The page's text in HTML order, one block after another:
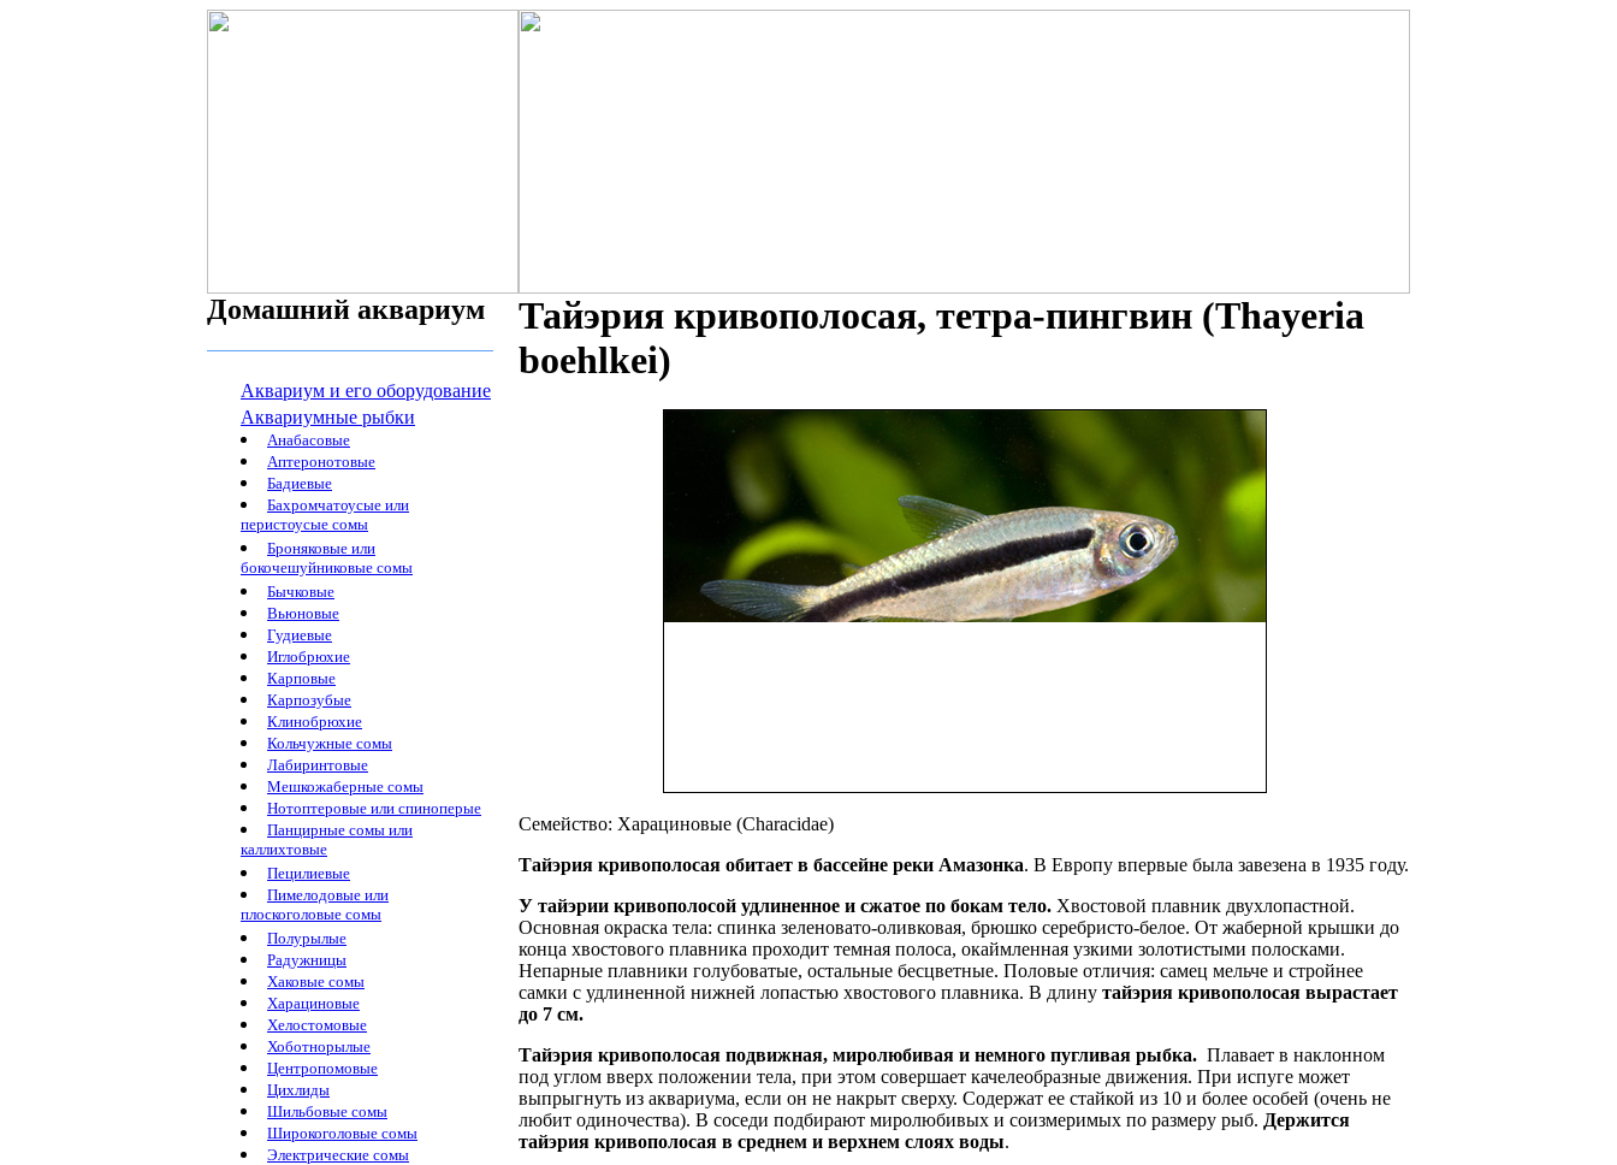
Домашний аквариум
Аквариум и его оборудование
Аквариумные рыбки
Анабасовые
Аптеронотовые
Бадиевые
Бахромчатоусые или
перистоусые сомы
Броняковые или
бокочешуйниковые сомы
Бычковые
Вьюновые
Гудиевые
Иглобрюхие
Карповые
Карпозубые
Клинобрюхие
Кольчужные сомы
Лабиринтовые
Мешкожаберные сомы
Нотоптеровые или спиноперые
Панцирные сомы или
каллихтовые
Пецилиевые
Пимелодовые или
плоскоголовые сомы
Полурылые
Радужницы
Хаковые сомы
Харациновые
Хелостомовые
Хоботнорылые
Центропомовые
Цихлиды
Шильбовые сомы
Широкоголовые сомы
Электрические сомы
Тайэрия кривополосая, тетра-пингвин (Thayeria
boehlkei)
Семейство: Харациновые (Characidae)
Тайэрия кривополосая обитает в бассейне реки Амазонка. В Европу впервые была завезена в 1935 году.
У тайэрии кривополосой удлиненное и сжатое по бокам тело. Хвостовой плавник двухлопастной.
Основная окраска тела: спинка зеленовато-оливковая, брюшко серебристо-белое. От жаберной крышки до
конца хвостового плавника проходит темная полоса, окаймленная узкими золотистыми полосками.
Непарные плавники голубоватые, остальные бесцветные. Половые отличия: самец мельче и стройнее
самки с удлиненной нижней лопастью хвостового плавника. В длину тайэрия кривополосая вырастает
до 7 см.
Тайэрия кривополосая подвижная, миролюбивая и немного пугливая рыбка. Плавает в наклонном
под углом вверх положении тела, при этом совершает качелеобразные движения. При испуге может
выпрыгнуть из аквариума, если он не накрыт сверху. Содержат ее стайкой из 10 и более особей (очень не
любит одиночества). В соседи подбирают миролюбивых и соизмеримых по размеру рыб. Держится
тайэрия кривополосая в среднем и верхнем слоях воды.